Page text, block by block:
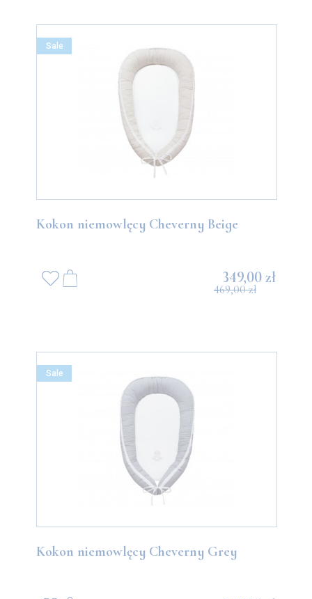
Kokon niemowlęcy Cheverny Beige
349,00 zł
469,00 zł
Sale
Kokon niemowlęcy Cheverny Grey
Sale